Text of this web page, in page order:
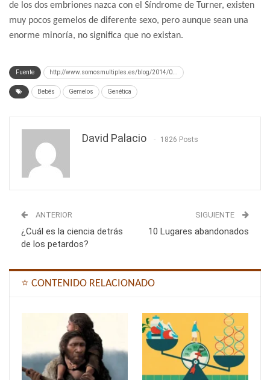
de los dos embriones nazca con el Síndrome de Turner, existen
muy pocos gemelos de diferente sexo, pero aunque sean una
enorme minoría, no significa que no existan.
Fuente http://www.somosmultiples.es/blog/2014/0...
Bebés Gemelos Genética
David Palacio 1826 Posts
ANTERIOR
¿Cuál es la ciencia detrás
de los petardos?
SIGUIENTE
10 Lugares abandonados
⭐ CONTENIDO RELACIONADO